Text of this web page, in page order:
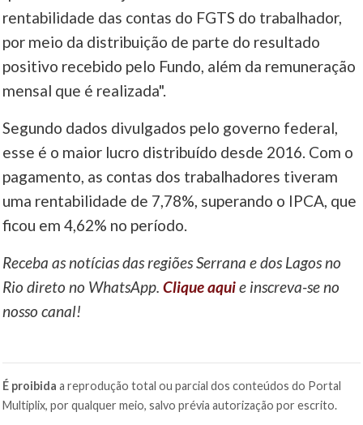
rentabilidade das contas do FGTS do trabalhador,
por meio da distribuição de parte do resultado
positivo recebido pelo Fundo, além da remuneração
mensal que é realizada".
Segundo dados divulgados pelo governo federal,
esse é o maior lucro distribuído desde 2016. Com o
pagamento, as contas dos trabalhadores tiveram
uma rentabilidade de 7,78%, superando o IPCA, que
ficou em 4,62% no período.
Receba as notícias das regiões Serrana e dos Lagos no
Rio direto no WhatsApp.Clique aquie inscreva-se no
nosso canal!
É proibida a reprodução total ou parcial dos conteúdos do Portal
Multiplix, por qualquer meio, salvo prévia autorização por escrito.